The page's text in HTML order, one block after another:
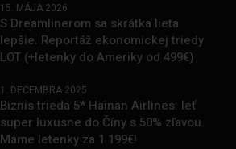
15. MÁJA 2026
S Dreamlinerom sa skrátka lieta
lepšie. Reportáž ekonomickej triedy
LOT (+letenky do Ameriky od 499€)
1. DECEMBRA 2025
Biznis trieda 5* Hainan Airlines: leť
super luxusne do Číny s 50% zľavou.
Máme letenky za 1 199€!